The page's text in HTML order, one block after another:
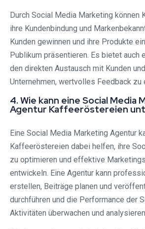
Durch Social Media Marketing können
ihre Kundenbindung und
Kunden gewinnen und ihre Produkte
Publikum präsentieren. Es bietet auch
den direkten Austausch mit Kunden
Unternehmen, wertvolles Feedback zu
4. Wie kann eine Social Media
Agentur Kaffeeröstereien
Eine Social Media Marketing Agentur
Kaffeeröstereien dabei helfen, ihre
zu optimieren und effektive
entwickeln. Eine Agentur kann
erstellen, Beiträge planen und
durchführen und die Performance der
Aktivitäten überwachen und